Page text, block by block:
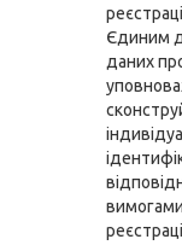
Єдиним
даних